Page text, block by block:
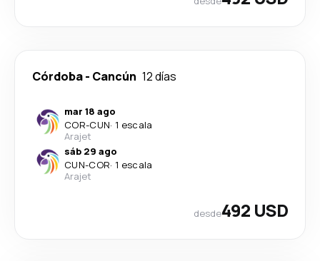
Córdoba- Cancún 12 días
mar 18 ago
COR-CUN· 1 escala
Arajet
sáb 29 ago
CUN-COR· 1 escala
Arajet
desde492 USD